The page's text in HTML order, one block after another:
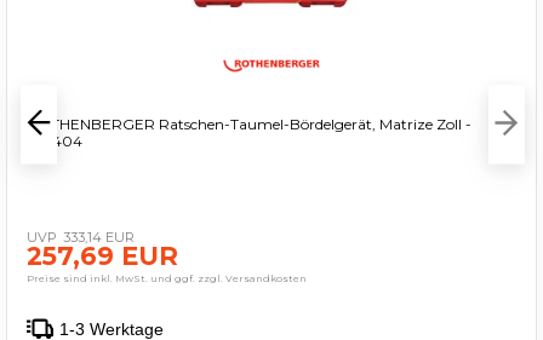
ROTHENBERGER Ratschen-Taumel-Bördelgerät, Matrize Zoll -
222404
333,14 EUR
257,69 EUR
Preise sind inkl. MwSt. und ggf. zzgl. Versandkosten
1-3 Werktage